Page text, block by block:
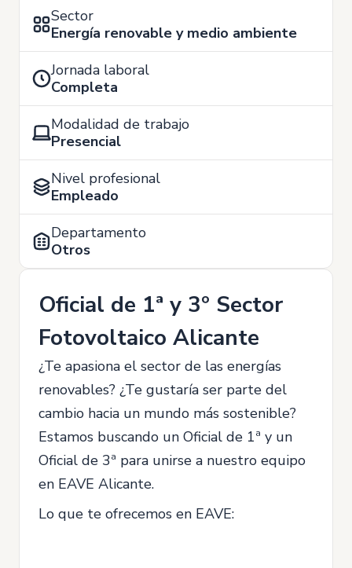
Sector
Energía renovable y medio ambiente
Jornada laboral
Completa
Modalidad de trabajo
Presencial
Nivel profesional
Empleado
Departamento
Otros
Oficial de 1ª y 3º Sector
Fotovoltaico Alicante
¿Te apasiona el sector de las energías
renovables? ¿Te gustaría ser parte del
cambio hacia un mundo más sostenible?
Estamos buscando un Oficial de 1ª y un
Oficial de 3ª para unirse a nuestro equipo
en EAVE Alicante.
Lo que te ofrecemos en EAVE: